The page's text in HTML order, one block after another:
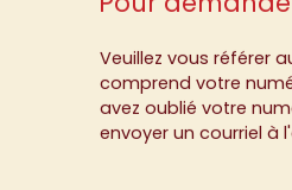
Veuillez vous référer
comprend votre
avez oublié votre
envoyer un courriel à